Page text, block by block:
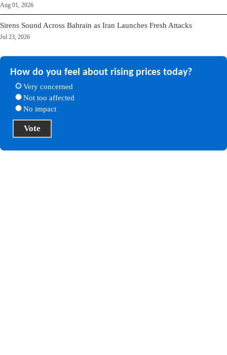
Aug 01, 2026
Sirens Sound Across Bahrain as Iran Launches Fresh Attacks
Jul 23, 2026
How do you feel about rising prices today?
Very concerned
Not too affected
No impact